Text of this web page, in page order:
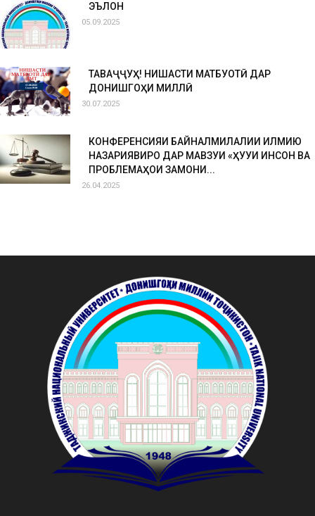
ЭЪЛОН
05.09.2025
ТАВАҶҶУҲ! НИШАСТИ МАТБУОТӢ ДАР
ДОНИШГОҲИ МИЛЛӢ
30.07.2025
КОНФЕРЕНСИЯИ БАЙНАЛМИЛАЛИИ ИЛМИЮ
НАЗАРИЯВИРО ДАР МАВЗУИ «ҲУҚУҚИ ИНСОН ВА
ПРОБЛЕМАҲОИ ЗАМОНИ...
26.04.2025